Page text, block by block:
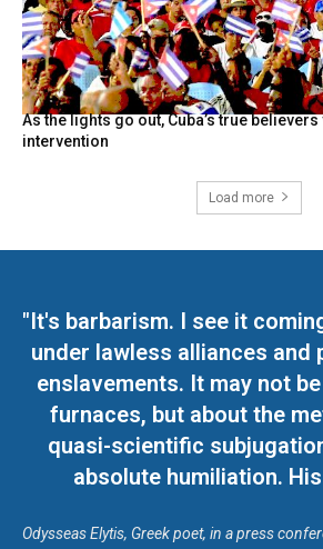
As the lights go out, Cuba’s true
intervention
Load more
"It's barbarism. I see it
under lawless alliances and
enslavements. It may not
furnaces, but about the
quasi-scientific
absolute humiliation.
Odysseas Elytis, Greek poet, in a press